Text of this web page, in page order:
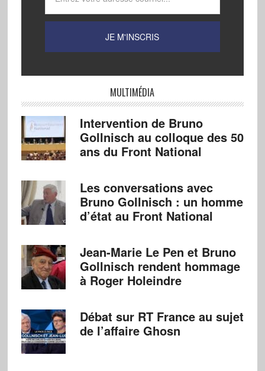
MULTIMÉDIA
Intervention de Bruno
Gollnisch au colloque des 50
ans du Front National
Les conversations avec
Bruno Gollnisch : un homme
d’état au Front National
Jean-Marie Le Pen et Bruno
Gollnisch rendent hommage
à Roger Holeindre
Débat sur RT France au sujet
de l’affaire Ghosn